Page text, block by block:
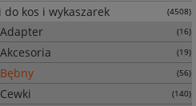
do kos i wykaszarek (4508)
Adapter (16)
Akcesoria (19)
Bębny (56)
Cewki (140)